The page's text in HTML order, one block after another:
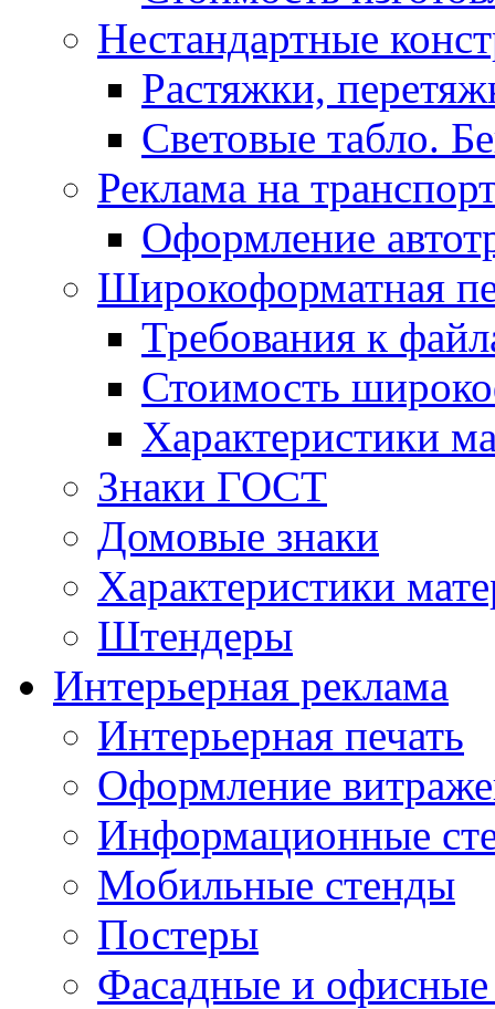
Нестандартные
Растяжки,
Световые табло.
Реклама на
Оформление
Широкоформатная
Требования к
Стоимость
Характеристики
Знаки ГОСТ
Домовые знаки
Характеристики
Штендеры
Интерьерная реклама
Интерьерная печать
Оформление
Информационные
Мобильные стенды
Постеры
Фасадные и